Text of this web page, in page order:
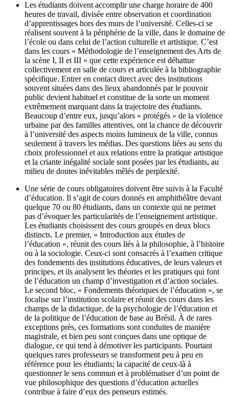
Les étudiants doivent accomplir une charge horaire de 400
heures de travail, divisée entre observation et coordination
d’apprentissages hors des murs de l’université. Celles-ci se
réalisent souvent à la périphérie de la ville, dans le domaine de
l’école ou dans celui de l’action culturelle et artistique. C’est
dans les cours « Méthodologie de l’enseignement des Arts de
la scène I, II et III » que cette expérience est débattue
collectivement en salle de cours et articulée à la bibliographie
spécifique. Entrer en contact direct avec des institutions
souvent situées dans des lieux abandonnés par le pouvoir
public devient habituel et constitue de la sorte un moment
extrêmement marquant dans la trajectoire des étudiants.
Beaucoup d’entre eux, jusqu’alors « protégés » de la violence
urbaine par des familles attentives, ont la chance de découvrir
à l’université des aspects moins lumineux de la ville, connus
seulement à travers les médias. Des questions liées au sens du
choix professionnel et aux relations entre la pratique artistique
et la criante inégalité sociale sont posées par les étudiants, au
milieu de doutes inévitables mêlés de perplexité.
Une série de cours obligatoires doivent être suivis à la Faculté
d’éducation. Il s’agit de cours donnés en amphithéâtre devant
quelque 70 ou 80 étudiants, dans un contexte qui ne permet
pas d’évoquer les particularités de l’enseignement artistique.
Les étudiants choisissent des cours groupés en deux blocs
distincts. Le premier, « Introduction aux études de
l’éducation », réunit des cours liés à la philosophie, à l’histoire
ou à la sociologie. Ceux-ci sont consacrés à l’examen critique
des fondements des institutions éducatives, de leurs valeurs et
principes, et ils analysent les théories et les pratiques qui font
de l’éducation un champ d’investigation et d’action sociales.
Le second bloc, « Fondements théoriques de l’éducation », se
focalise sur l’institution scolaire et réunit des cours dans les
champs de la didactique, de la psychologie de l’éducation et
de la politique de l’éducation de base au Brésil. À de rares
exceptions près, ces formations sont conduites de manière
magistrale, et bien peu sont conçues dans une optique de
dialogue, ce qui tend à démotiver les participants. Pourtant
quelques rares professeurs se transforment peu à peu en
référence pour les étudiants; la capacité de ceux-là à
questionner le sens commun et à problématiser d’un point de
vue philosophique des questions d’éducation actuelles
contribue à faire d’eux des penseurs estimés.